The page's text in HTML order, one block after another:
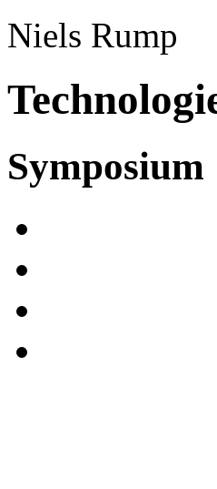
Niels Rump